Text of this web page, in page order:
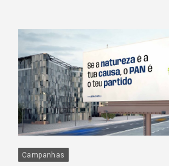
Campanhas